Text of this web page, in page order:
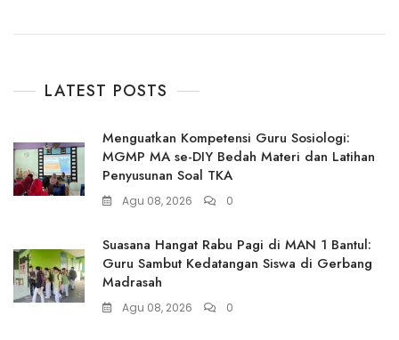
LATEST POSTS
Menguatkan Kompetensi Guru Sosiologi:
MGMP MA se-DIY Bedah Materi dan Latihan
Penyusunan Soal TKA
Agu 08, 2026 0
Suasana Hangat Rabu Pagi di MAN 1 Bantul:
Guru Sambut Kedatangan Siswa di Gerbang
Madrasah
Agu 08, 2026 0